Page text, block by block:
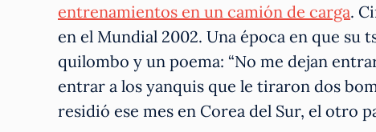
entrenamientos en un camión de carga.
en el Mundial 2002. Una época en que su
quilombo y un poema: “No me dejan
entrar a los yanquis que le tiraron dos
residió ese mes en Corea del Sur, el otro